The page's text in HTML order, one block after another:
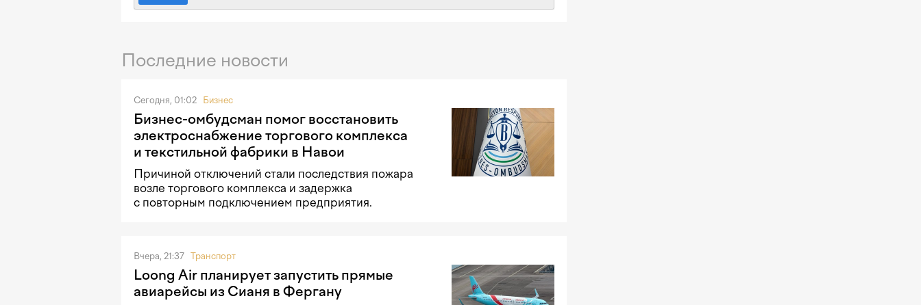
Последние новости
Сегодня, 01:02 Бизнес
Бизнес-омбудсман помог восстановить
электроснабжение торгового комплекса
и текстильной фабрики в Навои
Причиной отключений стали последствия пожара
возле торгового комплекса и задержка
с повторным подключением предприятия.
Вчера, 21:37 Транспорт
Loong Air планирует запустить прямые
авиарейсы из Сианя в Фергану